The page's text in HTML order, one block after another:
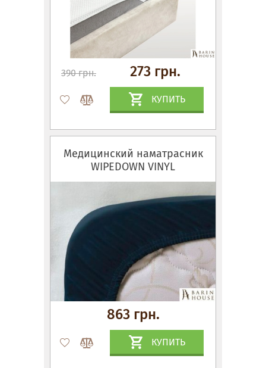
390 грн. 273 грн.
КУПИТЬ
Медицинский наматрасник
WIPEDOWN VINYL
863 грн.
КУПИТЬ